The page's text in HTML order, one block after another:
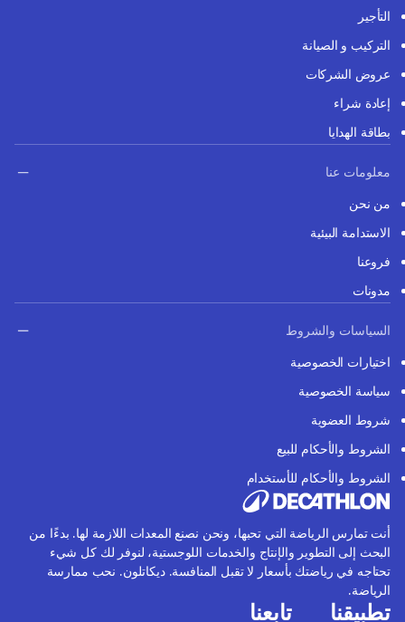
التأجير
التركيب و الصيانة
عروض الشركات
إعادة شراء
بطاقة الهدايا
معلومات عنا
من نحن
الاستدامة البيئية
فروعنا
مدونات
السياسات والشروط
اختيارات الخصوصية
سياسة الخصوصية
شروط العضوية
الشروط والأحكام للبيع
الشروط والأحكام للأستخدام
أنت تمارس الرياضة التي تحبها، ونحن نصنع المعدات اللازمة لها. بدءًا من
البحث إلى التطوير والإنتاج والخدمات اللوجستية، لنوفر لك كل شيء
تحتاجه في رياضتك بأسعار لا تقبل المنافسة. ديكاتلون. نحب ممارسة
الرياضة.
تطبيقنا تابعنا